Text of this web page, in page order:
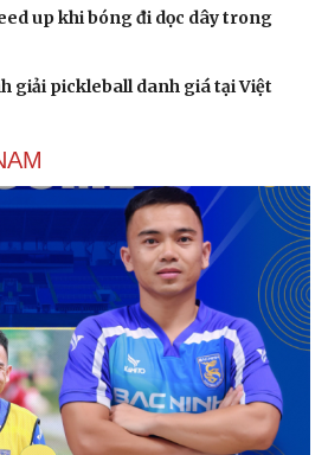
up khi bóng đi dọc dây trong
giải pickleball danh giá tại Việt